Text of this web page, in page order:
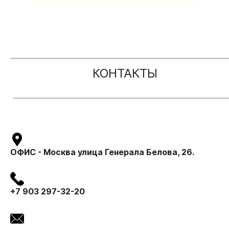
КОНТАКТЫ
ОФИС - Москва улица Генерала Белова, 26.
+7 903 297-32-20